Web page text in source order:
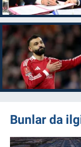
Bunlar da